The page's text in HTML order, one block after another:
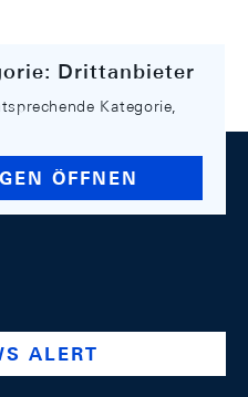
Drittanbieter
Kategorie,
ÖFFNEN
company/swiss-
ALERT